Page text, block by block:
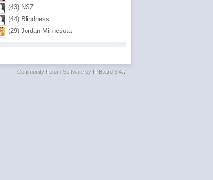
(43) NSZ
(44) Blindness
(29) Jordan Minnesota
Community Forum Software by IP.Board 3.4.7